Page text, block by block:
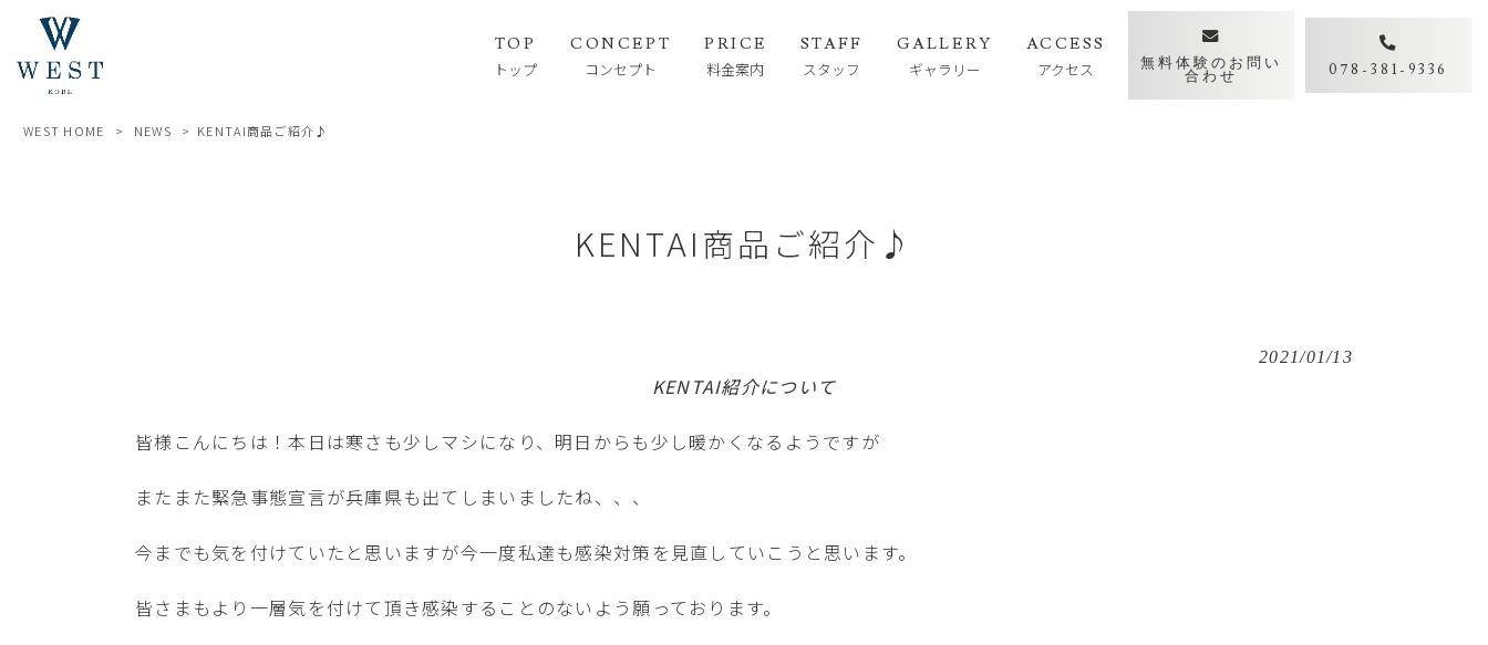
TOP
トップ
CONCEPT
コンセプト
PRICE
料金案内
STAFF
スタッフ
GALLERY
ギャラリー
ACCESS
アクセス
無料体験のお問い
合わせ 078-381-9336
WEST HOME > NEWS > KENTAI商品ご紹介♪
KENTAI商品ご紹介♪
2021/01/13
KENTAI紹介について
皆様こんにちは！本日は寒さも少しマシになり、明日からも少し暖かくなるようですが
またまた緊急事態宣言が兵庫県も出てしまいましたね、、、
今までも気を付けていたと思いますが今一度私達も感染対策を見直していこうと思います。
皆さまもより一層気を付けて頂き感染することのないよう願っております。